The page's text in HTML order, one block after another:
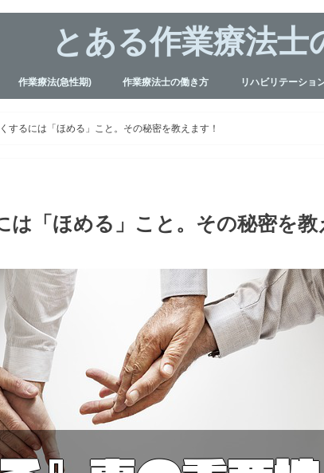
とある作業療法士
作業療法(急性期) 作業療法士の働き方 リハビリテーショ
するには「ほめる」こと。その秘密を教えます！
は「ほめる」こと。その秘密を教